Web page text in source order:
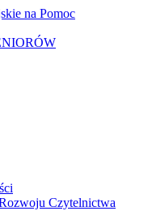
na Pomoc
Czytelnictwa